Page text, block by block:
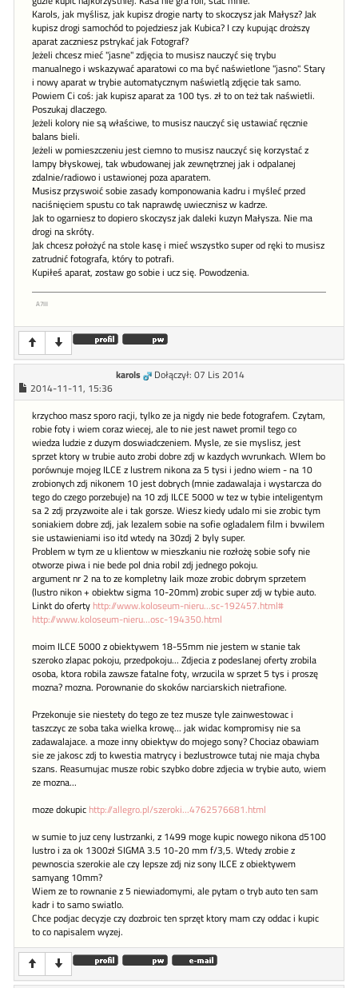
Karols, jak myślisz, jak kupisz drogie narty to skoczysz jak Małysz? Jak
kupisz drogi samochód to pojedziesz jak Kubica? I czy kupując droższy
aparat zaczniesz pstrykać jak Fotograf?
Jeżeli chcesz mieć "jasne" zdjęcia to musisz nauczyć się trybu
manualnego i wskazywać aparatowi co ma być naświetlone "jasno". Stary
i nowy aparat w trybie automatycznym naświetlą zdjęcie tak samo.
Powiem Ci coś: jak kupisz aparat za 100 tys. zł to on też tak naświetli.
Poszukaj dlaczego.
Jeżeli kolory nie są właściwe, to musisz nauczyć się ustawiać ręcznie
balans bieli.
Jeżeli w pomieszczeniu jest ciemno to musisz nauczyć się korzystać z
lampy błyskowej, tak wbudowanej jak zewnętrznej jak i odpalanej
zdalnie/radiowo i ustawionej poza aparatem.
Musisz przyswoić sobie zasady komponowania kadru i myśleć przed
naciśnięciem spustu co tak naprawdę uwiecznisz w kadrze.
Jak to ogarniesz to dopiero skoczysz jak daleki kuzyn Małysza. Nie ma
drogi na skróty.
Jak chcesz położyć na stole kasę i mieć wszystko super od ręki to musisz
zatrudnić fotografa, który to potrafi.
Kupiłeś aparat, zostaw go sobie i ucz się. Powodzenia.
A7III
karols
Dołączył: 07 Lis 2014
2014-11-11, 15:36
krzychoo masz sporo racji, tylko ze ja nigdy nie bede fotografem. Czytam,
robie foty i wiem coraz wiecej, ale to nie jest nawet promil tego co
wiedza ludzie z duzym doswiadczeniem. Mysle, ze sie myslisz, jest
sprzet ktory w trubie auto zrobi dobre zdj w kazdych wvrunkach. WIem bo
porównuje mojeg ILCE z lustrem nikona za 5 tysi i jedno wiem - na 10
zrobionych zdj nikonem 10 jest dobrych (mnie zadawalaja i wystarcza do
tego do czego porzebuje) na 10 zdj ILCE 5000 w tez w tybie inteligentym
sa 2 zdj przyzwoite ale i tak gorsze. Wiesz kiedy udalo mi sie zrobic tym
soniakiem dobre zdj, jak lezalem sobie na sofie ogladalem film i bvwilem
sie ustawieniami iso itd wtedy na 30zdj 2 byly super.
Problem w tym ze u klientow w mieszkaniu nie rozłożę sobie sofy nie
otworze piwa i nie bede pol dnia robil zdj jednego pokoju.
argument nr 2 na to ze kompletny laik moze zrobic dobrym sprzetem
(lustro nikon + obiektw sigma 10-20mm) zrobic super zdj w tybie auto.
Linkt do oferty http://www.koloseum-nieru...sc-192457.html#
http://www.koloseum-nieru...osc-194350.html
moim ILCE 5000 z obiektywem 18-55mm nie jestem w stanie tak
szeroko zlapac pokoju, przedpokoju... Zdjecia z podeslanej oferty zrobila
osoba, ktora robila zawsze fatalne foty, wrzucila w sprzet 5 tys i proszę
mozna? mozna. Porownanie do skoków narciarskich nietrafione.
Przekonuje sie niestety do tego ze tez musze tyle zainwestowac i
taszczyc ze soba taka wielka krowę... jak widac kompromisy nie sa
zadawalajace. a moze inny obiektyw do mojego sony? Chociaz obawiam
sie ze jakosc zdj to kwestia matrycy i bezlustrowce tutaj nie maja chyba
szans. Reasumujac musze robic szybko dobre zdjecia w trybie auto, wiem
ze mozna...
moze dokupic http://allegro.pl/szeroki...4762576681.html
w sumie to juz ceny lustrzanki, z 1499 moge kupic nowego nikona d5100
lustro i za ok 1300zł SIGMA 3.5 10-20 mm f/3,5. Wtedy zrobie z
pewnoscia szerokie ale czy lepsze zdj niz sony ILCE z obiektywem
samyang 10mm?
Wiem ze to rownanie z 5 niewiadomymi, ale pytam o tryb auto ten sam
kadr i to samo swiatlo.
Chce podjac decyzje czy dozbroic ten sprzęt ktory mam czy oddac i kupic
to co napisalem wyzej.